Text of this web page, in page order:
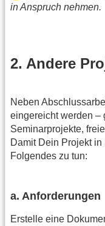
in Anspruch nehmen.
2. Andere
Neben
eingereicht werden –
Seminarprojekte,
Damit Dein Projekt
Folgendes zu tun:
a. Anforderungen
Erstelle eine